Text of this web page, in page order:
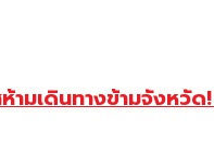
ามเดินทางข้ามจังหวัด